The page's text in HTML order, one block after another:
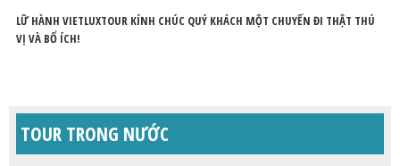
LỮ HÀNH VIETLUXTOUR KÍNH CHÚC QUÝ KHÁCH MỘT CHUYẾN ĐI THẬT THÚ
VỊ VÀ BỔ ÍCH!
TOUR TRONG NƯỚC